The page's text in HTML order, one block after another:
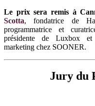
Le prix sera remis à
Scotta, fondatrice de
programmatrice et
présidente de Luxbox et
marketing chez SOONER.
Jury du